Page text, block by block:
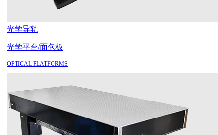
光学导轨
光学平台/面包板
OPTICAL PLATFORMS